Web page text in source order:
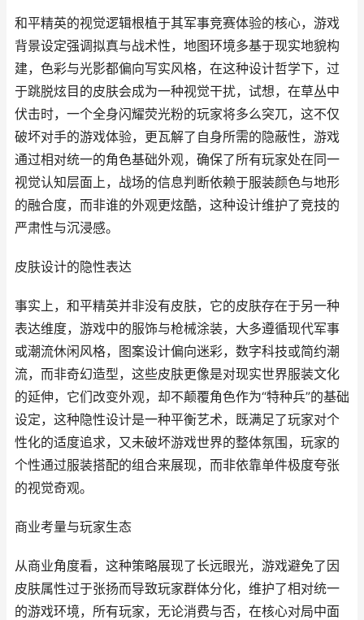
和平精英的视觉逻辑根植于其军事竞赛体验的核心，游戏
背景设定强调拟真与战术性，地图环境多基于现实地貌构
建，色彩与光影都偏向写实风格，在这种设计哲学下，过
于跳脱炫目的皮肤会成为一种视觉干扰，试想，在草丛中
伏击时，一个全身闪耀荧光粉的玩家将多么突兀，这不仅
破坏对手的游戏体验，更瓦解了自身所需的隐蔽性，游戏
通过相对统一的角色基础外观，确保了所有玩家处在同一
视觉认知层面上，战场的信息判断依赖于服装颜色与地形
的融合度，而非谁的外观更炫酷，这种设计维护了竞技的
严肃性与沉浸感。
皮肤设计的隐性表达
事实上，和平精英并非没有皮肤，它的皮肤存在于另一种
表达维度，游戏中的服饰与枪械涂装，大多遵循现代军事
或潮流休闲风格，图案设计偏向迷彩，数字科技或简约潮
流，而非奇幻造型，这些皮肤更像是对现实世界服装文化
的延伸，它们改变外观，却不颠覆角色作为“特种兵”的基础
设定，这种隐性设计是一种平衡艺术，既满足了玩家对个
性化的适度追求，又未破坏游戏世界的整体氛围，玩家的
个性通过服装搭配的组合来展现，而非依靠单件极度夸张
的视觉奇观。
商业考量与玩家生态
从商业角度看，这种策略展现了长远眼光，游戏避免了因
皮肤属性过于张扬而导致玩家群体分化，维护了相对统一
的游戏环境，所有玩家，无论消费与否，在核心对局中面